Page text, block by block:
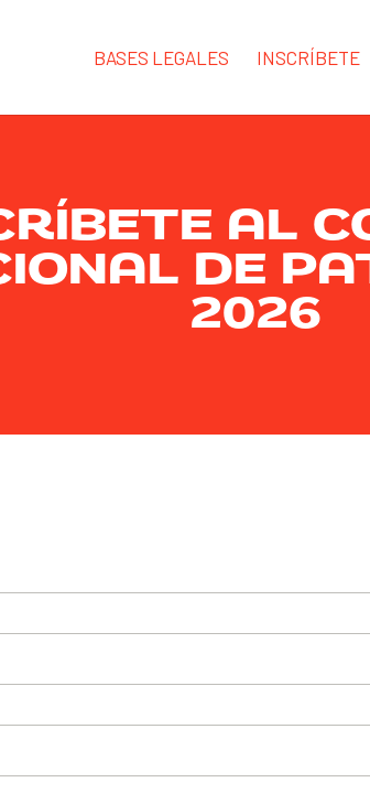
BASES LEGALES INSCRÍBETE
AL
DE
2026